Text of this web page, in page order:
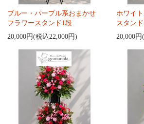
ブルー・パープル系おまかせ
フラワースタンド1段
20,000円(税込22,000円)
ホワイ
スタン
20,000